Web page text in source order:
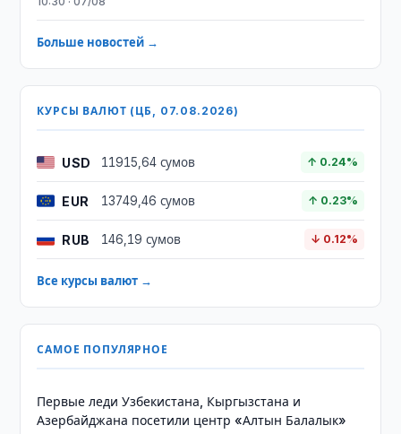
Больше новостей →
КУРСЫ ВАЛЮТ (ЦБ, 07.08.2026)
USD 11915,64 сумов ↑ 0.24%
EUR 13749,46 сумов ↑ 0.23%
RUB 146,19 сумов ↓ 0.12%
Все курсы валют →
САМОЕ ПОПУЛЯРНОЕ
Первые леди Узбекистана, Кыргызстана и
Азербайджана посетили центр «Алтын Балалык»